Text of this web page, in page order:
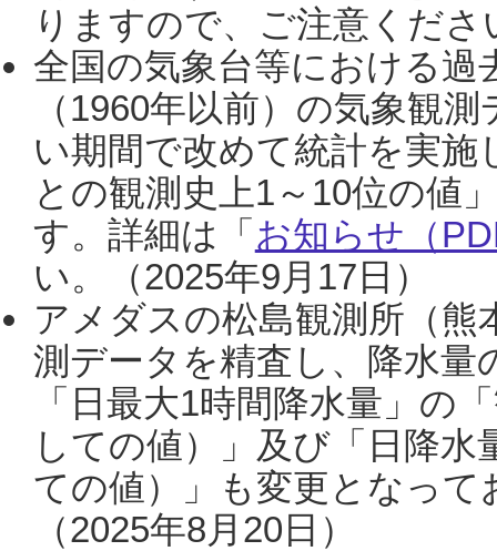
りますので、ご注意くだ
全国の気象台等における過
（1960年以前）の気象観
い期間で改めて統計を実
との観測史上1～10位の値
す。詳細は「 お知らせ（
い。（2025年9月17日）
アメダスの松島観測所（熊
測データを精査し、降水
「日最大1時間降水量」の
しての値）」及び「日降
ての値）」も変更となっ
（2025年8月20日）